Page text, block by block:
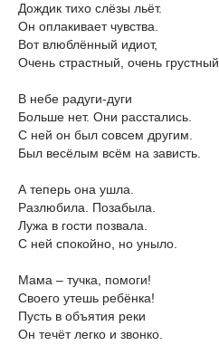
Дождик тихо слёзы льёт.
Он оплакивает чувства.
Вот влюблённый идиот,
Очень страстный, очень грустный.
В небе радуги-дуги
Больше нет. Они расстались.
С ней он был совсем другим.
Был весёлым всём на зависть.
А теперь она ушла.
Разлюбила. Позабыла.
Лужа в гости позвала.
С ней спокойно, но уныло.
Мама – тучка, помоги!
Своего утешь ребёнка!
Пусть в объятия реки
Он течёт легко и звонко.